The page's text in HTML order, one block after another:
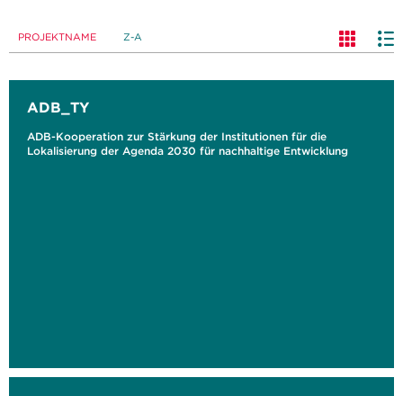
PROJEKTNAME Z-A
ADB_TY
ADB-Kooperation zur Stärkung der Institutionen für die
Lokalisierung der Agenda 2030 für nachhaltige Entwicklung